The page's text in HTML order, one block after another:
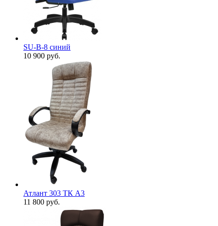
SU-B-8 cиний
10 900 руб.
Атлант 303 ТК А3
11 800 руб.